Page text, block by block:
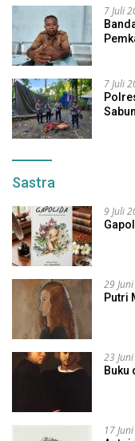
7 Juli
7 Juli
Sastra
9 Juli
29
Putri
23
Buku
17